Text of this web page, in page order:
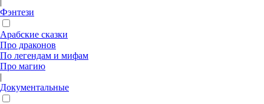
Фэнтези
Арабские сказки
Про драконов
По легендам и мифам
Про магию
|
Документальные